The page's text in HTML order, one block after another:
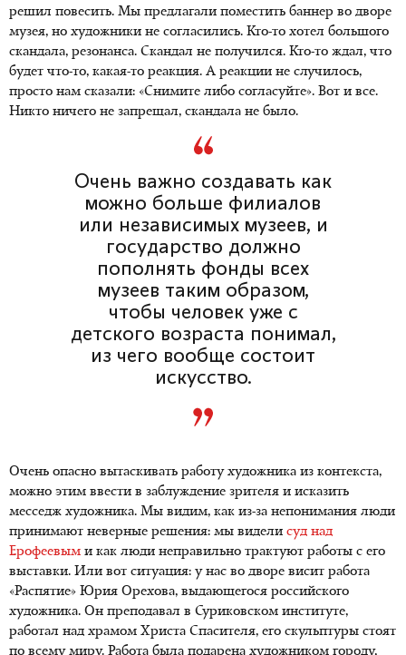
решил повесить. Мы предлагали поместить баннер во дворе
музея, но художники не согласились. Кто-то хотел большого
скандала, резонанса. Скандал не получился. Кто-то ждал, что
будет что-то, какая-то реакция. А реакции не случилось,
просто нам сказали: «Снимите либо согласуйте». Вот и все.
Никто ничего не запрещал, скандала не было.
Очень важно создавать как
можно больше филиалов
или независимых музеев, и
государство должно
пополнять фонды всех
музеев таким образом,
чтобы человек уже с
детского возраста понимал,
из чего вообще состоит
искусство.
Очень опасно вытаскивать работу художника из контекста,
можно этим ввести в заблуждение зрителя и исказить
месседж художника. Мы видим, как из-за непонимания люди
принимают неверные решения: мы видели суд над
Ерофеевым и как люди неправильно трактуют работы с его
выставки. Или вот ситуация: у нас во дворе висит работа
«Распятие» Юрия Орехова, выдающегося российского
художника. Он преподавал в Суриковском институте,
работал над храмом Христа Спасителя, его скульптуры стоят
по всему миру. Работа была подарена художником городу,